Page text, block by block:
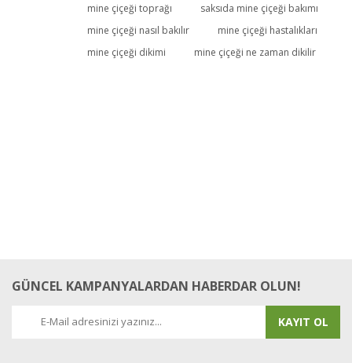
Yorum Yaz
mine çiçeği toprağı
saksıda mine çiçeği bakımı
mine çiçeği nasıl bakılır
mine çiçeği hastalıkları
mine çiçeği dikimi
mine çiçeği ne zaman dikilir
GÜNCEL KAMPANYALARDAN HABERDAR OLUN!
KAYIT OL